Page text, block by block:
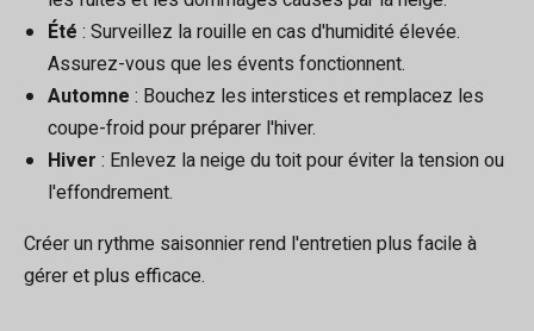
Été : Surveillez la rouille en cas d'humidité élevée.
Assurez-vous que les évents fonctionnent.
Automne : Bouchez les interstices et remplacez les
coupe-froid pour préparer l'hiver.
Hiver : Enlevez la neige du toit pour éviter la tension ou
l'effondrement.
Créer un rythme saisonnier rend l'entretien plus facile à
gérer et plus efficace.